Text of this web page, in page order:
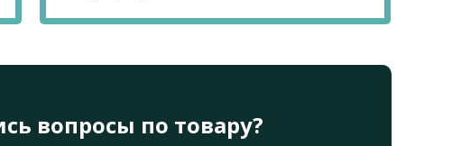
вопросы по товару?